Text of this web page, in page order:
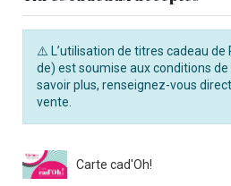
⚠️ L’utilisation de titres cadeau de
de) est soumise aux conditions
savoir plus, renseignez-vous
vente.
Carte cad'Oh!